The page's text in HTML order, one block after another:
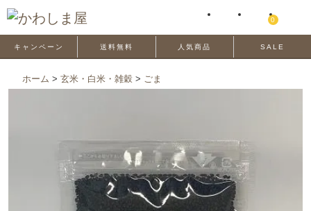
0
キャンペーン 送料無料 人気商品 SALE
ホーム > 玄米・白米・雑穀 > ごま